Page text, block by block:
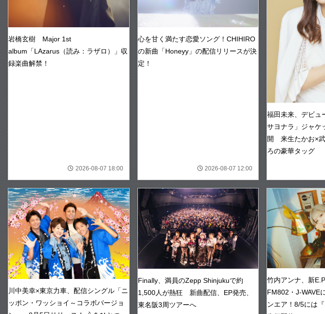
岩橋玄樹 Major 1st
album「LAzarus（読み：ラザロ）」収
録楽曲解禁！
2026-08-07 18:00
心を甘く満たす恋愛ソング！CHIHIRO
の新曲「Honeyy」の配信リリースが決
定！
2026-08-07 12:00
福田未来、デビュ
サヨナラ」ジャケ
開 来生たかお×
ろの豪華タッグ
川中美幸×東京力車、配信シングル「ニ
ッポン・ワッショイ～コラボバージョ
Finally、満員のZepp Shinjukuで約
1,500人が熱狂 新曲配信、EP発売、
東名阪3周ツアーへ
竹内アンナ、新
FM802・J-WAVE
ンエア！8/5には